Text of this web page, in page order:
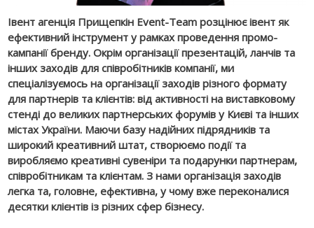
Івент агенція Прищепкін Event-Team розцінює івент як
ефективний інструмент у рамках проведення промо-
кампанії бренду. Окрім організації презентацій, ланчів та
інших заходів для співробітників компанії, ми
спеціалізуємось на організації заходів різного формату
для партнерів та клієнтів: від активності на виставковому
стенді до великих партнерських форумів у Києві та інших
містах України. Маючи базу надійних підрядників та
широкий креативний штат, створюємо події та
виробляємо креативні сувеніри та подарунки партнерам,
співробітникам та клієнтам. З нами організація заходів
легка та, головне, ефективна, у чому вже переконалися
десятки клієнтів із різних сфер бізнесу.